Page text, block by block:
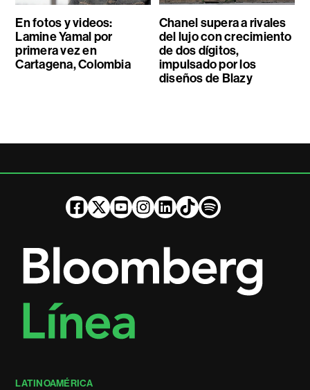
En fotos y videos:
Lamine Yamal por
primera vez en
Cartagena, Colombia
Chanel supera a rivales
del lujo con crecimiento
de dos dígitos,
impulsado por los
diseños de Blazy
LATINOAMÉRICA